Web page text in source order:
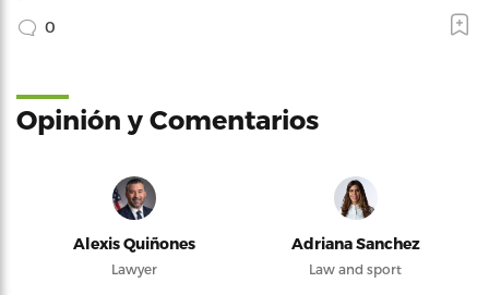
0
Opinión y Comentarios
Alexis Quiñones
Lawyer
Adriana Sanchez
Law and sport